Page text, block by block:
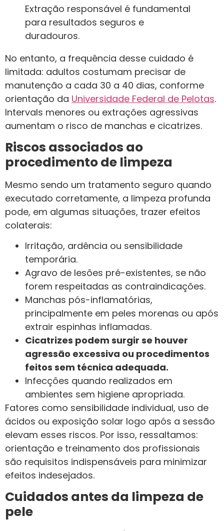
Extração responsável é fundamental
para resultados seguros e
duradouros.
No entanto, a frequência desse cuidado é
limitada: adultos costumam precisar de
manutenção a cada 30 a 40 dias, conforme
orientação da Universidade Federal de Pelotas.
Intervals menores ou extrações agressivas
aumentam o risco de manchas e cicatrizes.
Riscos associados ao
procedimento de limpeza
Mesmo sendo um tratamento seguro quando
executado corretamente, a limpeza profunda
pode, em algumas situações, trazer efeitos
colaterais:
Irritação, ardência ou sensibilidade
temporária.
Agravo de lesões pré-existentes, se não
forem respeitadas as contraindicações.
Manchas pós-inflamatórias,
principalmente em peles morenas ou após
extrair espinhas inflamadas.
Cicatrizes podem surgir se houver
agressão excessiva ou procedimentos
feitos sem técnica adequada.
Infecções quando realizados em
ambientes sem higiene apropriada.
Fatores como sensibilidade individual, uso de
ácidos ou exposição solar logo após a sessão
elevam esses riscos. Por isso, ressaltamos:
orientação e treinamento dos profissionais
são requisitos indispensáveis para minimizar
efeitos indesejados.
Cuidados antes da limpeza de
pele